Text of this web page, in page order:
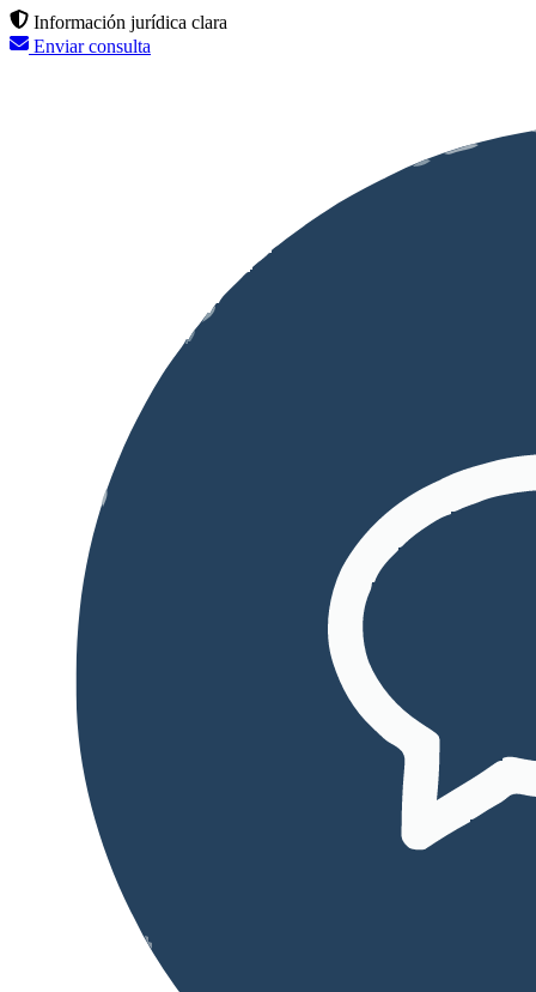
Información jurídica clara
Enviar consulta